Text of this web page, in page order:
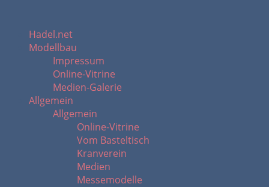
Hadel.net
Modellbau
Impressum
Online-Vitrine
Medien-Galerie
Allgemein
Allgemein
Online-Vitrine
Vom Basteltisch
Kranverein
Medien
Messemodelle